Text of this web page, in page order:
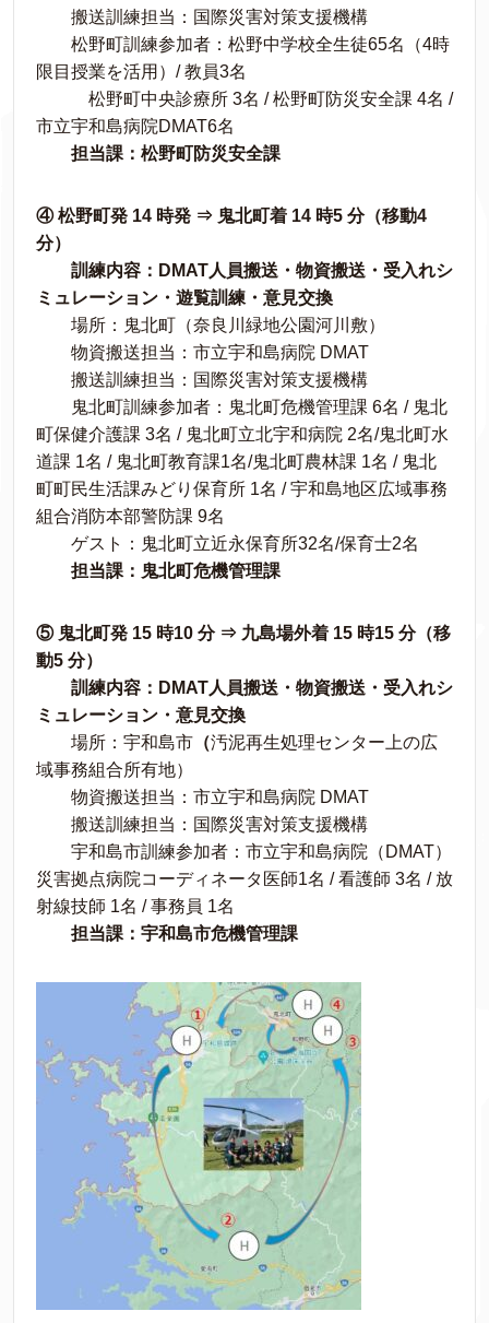
搬送訓練担当：国際災害対策支援機構
松野町訓練参加者：松野中学校全生徒65名（4時
限目授業を活用）/ 教員3名
松野町中央診療所 3名 / 松野町防災安全課 4名 /
市立宇和島病院DMAT6名
担当課：松野町防災安全課
④ 松野町発 14 時発 ⇒ 鬼北町着 14 時5 分（移動4
分）
訓練内容：DMAT人員搬送・物資搬送・受入れシ
ミュレーション・遊覧訓練・意見交換
場所：鬼北町（奈良川緑地公園河川敷）
物資搬送担当：市立宇和島病院 DMAT
搬送訓練担当：国際災害対策支援機構
鬼北町訓練参加者：鬼北町危機管理課 6名 / 鬼北
町保健介護課 3名 / 鬼北町立北宇和病院 2名/鬼北町水
道課 1名 / 鬼北町教育課1名/鬼北町農林課 1名 / 鬼北
町町民生活課みどり保育所 1名 / 宇和島地区広域事務
組合消防本部警防課 9名
ゲスト：鬼北町立近永保育所32名/保育士2名
担当課：鬼北町危機管理課
⑤ 鬼北町発 15 時10 分 ⇒ 九島場外着 15 時15 分（移
動5 分）
訓練内容：DMAT人員搬送・物資搬送・受入れシ
ミュレーション・意見交換
場所：宇和島市 （汚泥再生処理センター上の広
域事務組合所有地）
物資搬送担当：市立宇和島病院 DMAT
搬送訓練担当：国際災害対策支援機構
宇和島市訓練参加者：市立宇和島病院（DMAT）
災害拠点病院コーディネータ医師1名 / 看護師 3名 / 放
射線技師 1名 / 事務員 1名
担当課：宇和島市危機管理課